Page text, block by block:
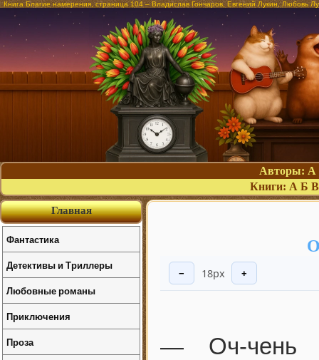
Книга Благие намерения, страница 104 – Владислав Гончаров, Евгений Лукин, Любовь
Авторы: А
Книги: А Б В
− 18px +
— Оч-чень
Главная
Фантастика
Детективы и Триллеры
Любовные романы
Приключения
Проза